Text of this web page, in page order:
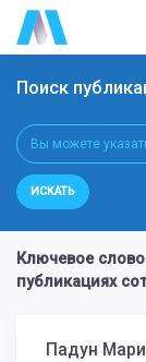
Поиск
ИСКАТЬ
Ключевое
публикациях
Падун